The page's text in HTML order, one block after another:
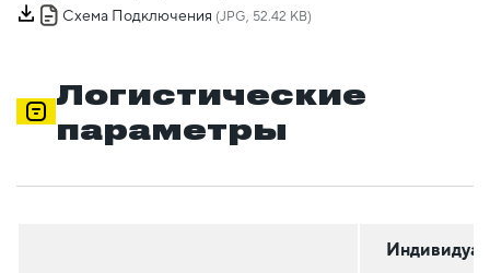
Схема Подключения (JPG, 52.42 KB)
Логистические
параметры